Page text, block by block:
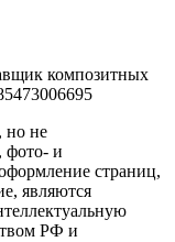
композитных
но не
фото- и
страниц,
являются
РФ и